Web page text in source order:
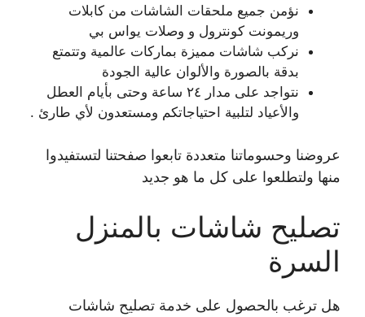
نؤمن جميع ملحقات الشاشات من كابلات
وريمونت كونترول و وصلات يواس بي
نركب شاشات مميزة بماركات عالمية وتتمتع
بدقة بالصورة والألوان عالية الجودة
نتواجد على مدار ٢٤ ساعة وحتى بأيام العطل
والأعياد لتلبية احتياجاتكم ومستعدون لأي طارئ .
عروضنا وحسوماتنا متعددة تابعوا صفحتنا لتستفيدوا
منها ولتطلعوا على كل ما هو جديد
تصليح شاشات بالمنزل
السرة
هل ترغب بالحصول على خدمة تصليح شاشات